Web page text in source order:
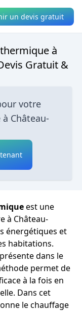
un devis gratuit
à
Gratuit &
votre
Château-
est une
à Château-
énergétiques et
habitations.
dans le
permet de
à la fois en
Dans cet
le chauffage